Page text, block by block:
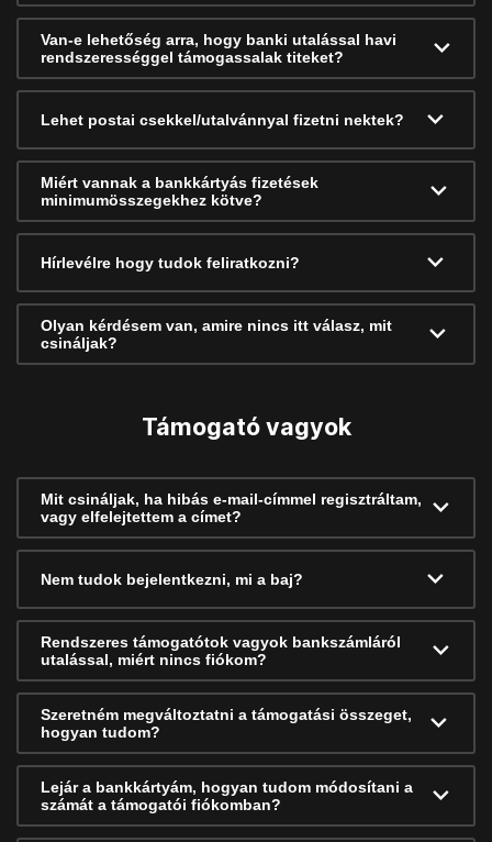
Van-e lehetőség arra, hogy banki utalással havi
rendszerességgel támogassalak titeket?
Lehet postai csekkel/utalvánnyal fizetni nektek?
Miért vannak a bankkártyás fizetések
minimumösszegekhez kötve?
Hírlevélre hogy tudok feliratkozni?
Olyan kérdésem van, amire nincs itt válasz, mit
csináljak?
Támogató vagyok
Mit csináljak, ha hibás e-mail-címmel regisztráltam,
vagy elfelejtettem a címet?
Nem tudok bejelentkezni, mi a baj?
Rendszeres támogatótok vagyok bankszámláról
utalással, miért nincs fiókom?
Szeretném megváltoztatni a támogatási összeget,
hogyan tudom?
Lejár a bankkártyám, hogyan tudom módosítani a
számát a támogatói fiókomban?